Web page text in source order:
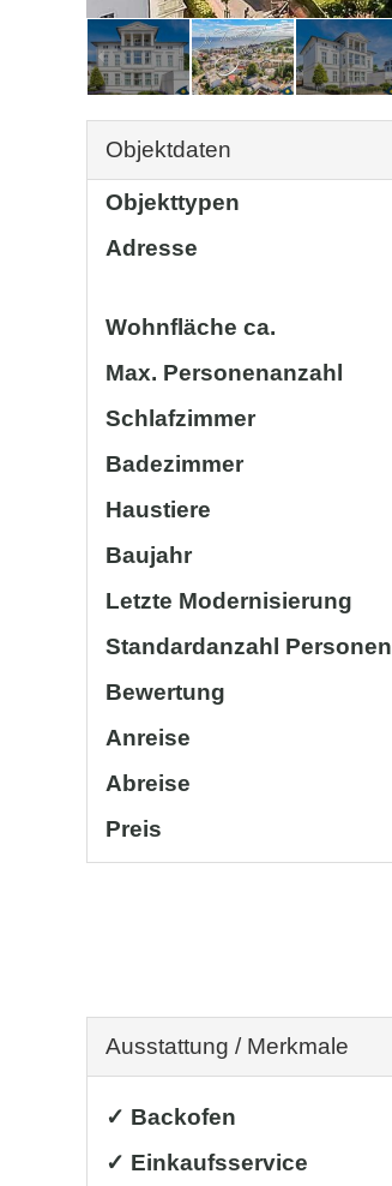
Objektdaten
Objekttypen
Adresse
Wohnfläche ca.
Max. Personenanzahl
Schlafzimmer
Badezimmer
Haustiere
Baujahr
Letzte Modernisierung
Standardanzahl Personen
Bewertung
Anreise
Abreise
Preis
Ausstattung / Merkmale
✓ Backofen
✓ Einkaufsservice